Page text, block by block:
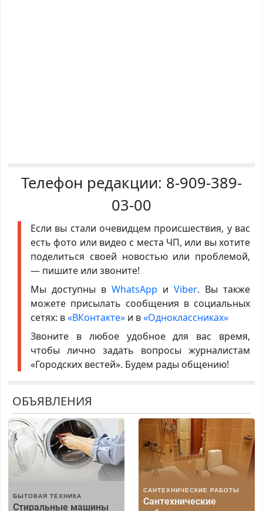
Телефон редакции: 8-909-389-
03-00
Если вы стали очевидцем происшествия, у вас
есть фото или видео с места ЧП, или вы хотите
поделиться своей новостью или проблемой,
— пишите или звоните!
Мы доступны в WhatsApp иViber. Вы также
можете присылать сообщения в социальных
сетях: в«ВКонтакте»и в«Одноклассниках»
Звоните в любое удобное для вас время,
чтобы лично задать вопросы журналистам
«Городских вестей». Будем рады общению!
ОБЪЯВЛЕНИЯ
БЫТОВАЯ ТЕХНИКА
Стиральные машины
САНТЕХНИЧЕСКИЕ РАБОТЫ
Сантехнические